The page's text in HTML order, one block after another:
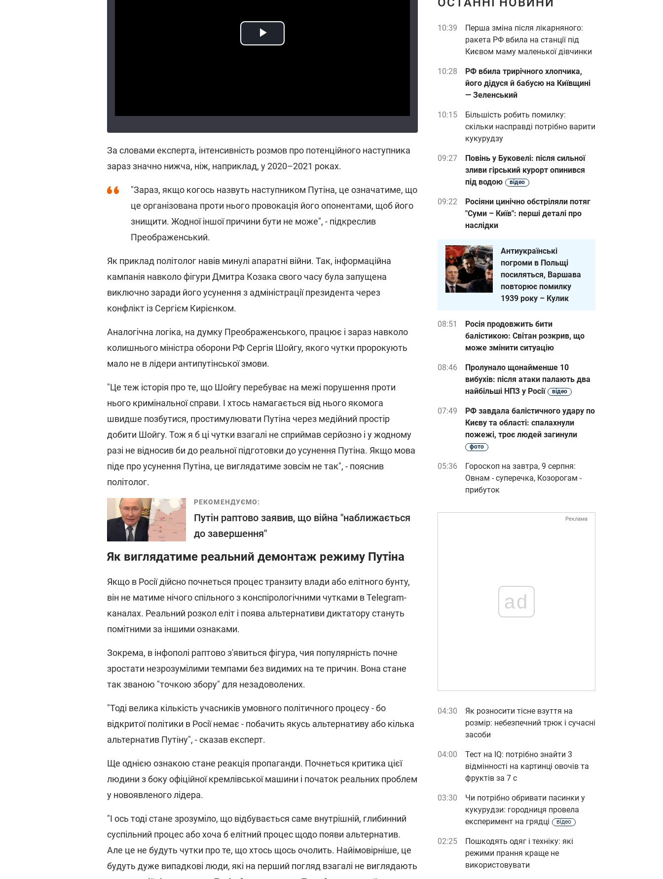
За словами експерта, інтенсивність розмов про потенційного наступника
зараз значно нижча, ніж, наприклад, у 2020–2021 роках.
"Зараз, якщо когось назвуть наступником Путіна, це означатиме, що
це організована проти нього провокація його опонентами, щоб його
знищити. Жодної іншої причини бути не може", - підкреслив
Преображенський.
Як приклад політолог навів минулі апаратні війни. Так, інформаційна
кампанія навколо фігури Дмитра Козака свого часу була запущена
виключно заради його усунення з адміністрації президента через
конфлікт із Сергієм Кирієнком.
Аналогічна логіка, на думку Преображенського, працює і зараз навколо
колишнього міністра оборони РФ Сергія Шойгу, якого чутки пророкують
мало не в лідери антипутінської змови.
"Це теж історія про те, що Шойгу перебуває на межі порушення проти
нього кримінальної справи. І хтось намагається від нього якомога
швидше позбутися, простимулювати Путіна через медійний простір
добити Шойгу. Тож я б ці чутки взагалі не сприймав серйозно і у жодному
разі не відносив би до реальної підготовки до усунення Путіна. Якщо мова
піде про усунення Путіна, це виглядатиме зовсім не так", - пояснив
політолог.
РЕКОМЕНДУЄМО:
Путін раптово заявив, що війна "наближається
до завершення"
Як виглядатиме реальний демонтаж режиму Путіна
Якщо в Росії дійсно почнеться процес транзиту влади або елітного бунту,
він не матиме нічого спільного з конспірологічними чутками в Telegram-
каналах. Реальний розкол еліт і поява альтернативи диктатору стануть
помітними за іншими ознаками.
Зокрема, в інфополі раптово з'явиться фігура, чия популярність почне
зростати незрозумілими темпами без видимих на те причин. Вона стане
так званою "точкою збору" для незадоволених.
"Тоді велика кількість учасників умовного політичного процесу - бо
відкритої політики в Росії немає - побачить якусь альтернативу або кілька
альтернатив Путіну", - сказав експерт.
Ще однією ознакою стане реакція пропаганди. Почнеться критика цієї
людини з боку офіційної кремлівської машини і початок реальних проблем
у новоявленого лідера.
"І ось тоді стане зрозуміло, що відбувається саме внутрішній, глибинний
суспільний процес або хоча б елітний процес щодо появи альтернатив.
Але це не будуть чутки про те, що хтось щось очолить. Найімовірніше, це
будуть дуже випадкові люди, які на перший погляд взагалі не виглядають
10:39
Перша зміна після лікарняного:
ракета РФ вбила на станції під
Києвом маму маленької дівчинки
10:28
РФ вбила трирічного хлопчика,
його дідуся й бабусю на Київщині
— Зеленський
10:15
Більшість робить помилку:
скільки насправді потрібно варити
кукурудзу
09:27
Повінь у Буковелі: після сильної
зливи гірський курорт опинився
під водою
відео
09:22
Росіяни цинічно обстріляли потяг
"Суми – Київ": перші деталі про
наслідки
Антиукраїнські
погроми в Польщі
посиляться, Варшава
повторює помилку
1939 року – Кулик
08:51
Росія продовжить бити
балістикою: Світан розкрив, що
може змінити ситуацію
08:46
Пролунало щонайменше 10
вибухів: після атаки палають два
найбільші НПЗ у Росії
відео
07:49
РФ завдала балістичного удару по
Києву та області: спалахнули
пожежі, троє людей загинули
фото
05:36
Гороскоп на завтра, 9 серпня:
Овнам - суперечка, Козорогам -
прибуток
Реклама
ad
04:30
Як розносити тісне взуття на
розмір: небезпечний трюк і сучасні
засоби
04:00
Тест на IQ: потрібно знайти 3
відмінності на картинці овочів та
фруктів за 7 с
03:30
Чи потрібно обривати пасинки у
кукурудзи: городниця провела
експеримент на грядці
відео
02:25
Пошкодять одяг і техніку: які
режими прання краще не
використовувати